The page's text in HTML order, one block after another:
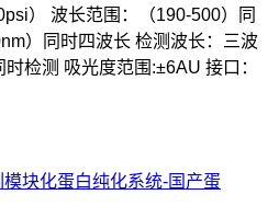
） 波长范围：（190-500）同
）同时四波长 检测波长：三波
检测 吸光度范围:±6AU 接口：